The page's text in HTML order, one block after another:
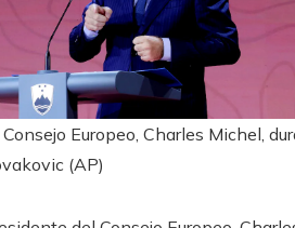
Europeo, Charles Michel,
(AP)